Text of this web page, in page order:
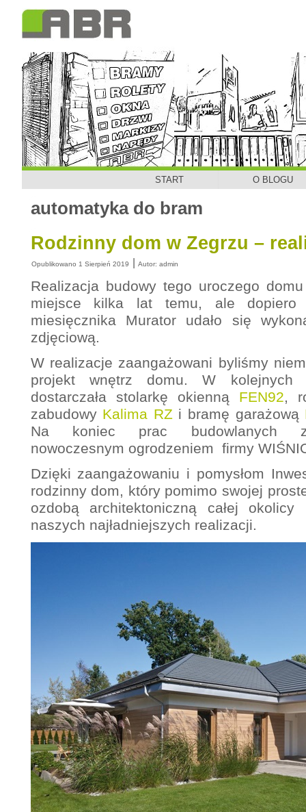
START O BLOGU
automatyka do bram
Rodzinny dom w Zegrzu –
Opublikowano 1 Sierpień 2019 | Autor: admin
Realizacja budowy tego uroczego
miejsce kilka lat temu, ale dopiero
miesięcznika Murator udało się
zdjęciową.
W realizacje zaangażowani byliśmy
projekt wnętrz domu. W kolejnych
dostarczała stolarkę okienną FEN92,
zabudowy Kalima RZi bramę garażową
Na koniec prac budowlanych
nowoczesnym ogrodzeniem firmy
Dzięki zaangażowaniu i pomysłom
rodzinny dom, który pomimo swojej
ozdobą architektoniczną całej
naszych najładniejszych realizacji.